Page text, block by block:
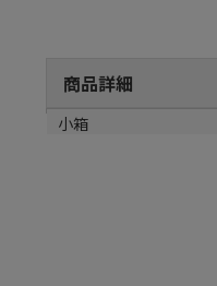
商品詳細
商品説明
メーカー品番
材質
小箱